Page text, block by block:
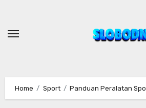
content
Home Sport Panduan Peralatan